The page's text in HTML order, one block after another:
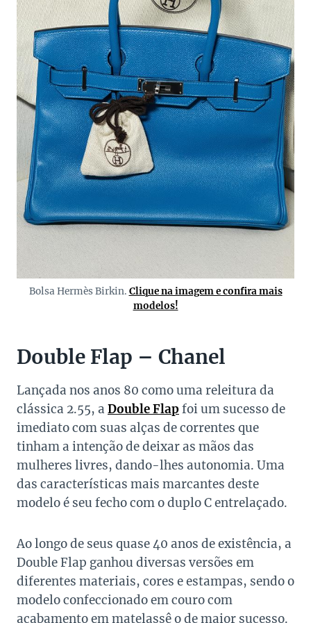
Bolsa Hermès Birkin. Clique na imagem e confira mais
modelos!
Double Flap – Chanel
Lançada nos anos 80 como uma releitura da
clássica 2.55, a Double Flapfoi um sucesso de
imediato com suas alças de correntes que
tinham a intenção de deixar as mãos das
mulheres livres, dando-lhes autonomia. Uma
das características mais marcantes deste
modelo é seu fecho com o duplo C entrelaçado.
Ao longo de seus quase 40 anos de existência, a
Double Flap ganhou diversas versões em
diferentes materiais, cores e estampas, sendo o
modelo confeccionado em couro com
acabamento em matelassê o de maior sucesso.